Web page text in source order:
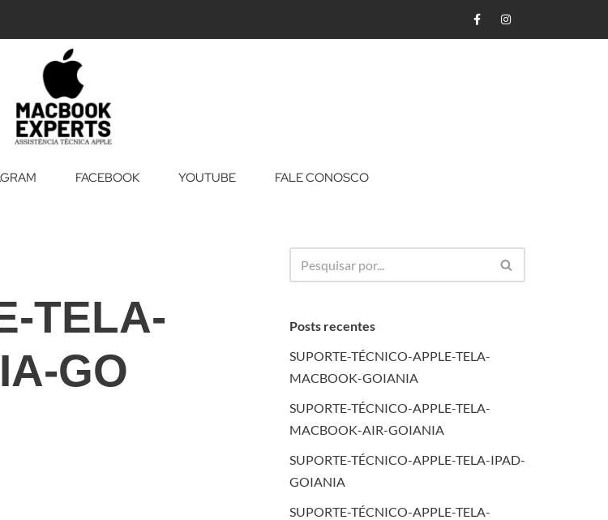
FACEBOOK YOUTUBE FALE CONOSCO
TELA-
GO
Posts recentes
SUPORTE-TÉCNICO-APPLE-TELA-
MACBOOK-GOIANIA
SUPORTE-TÉCNICO-APPLE-TELA-
MACBOOK-AIR-GOIANIA
SUPORTE-TÉCNICO-APPLE-TELA-IPAD-
GOIANIA
SUPORTE-TÉCNICO-APPLE-TELA-